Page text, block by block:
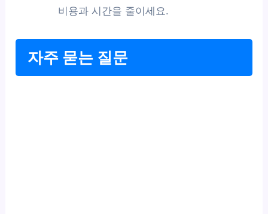
비용과 시간을 줄이세요.
자주 묻는 질문